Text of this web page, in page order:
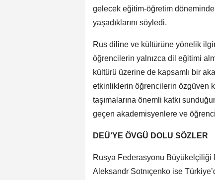
gelecek eğitim-öğretim döneminde
yaşadıklarını söyledi.
Rus diline ve kültürüne yönelik
öğrencilerin yalnızca dil eğitimi
kültürü üzerine de kapsamlı bir
etkinliklerin öğrencilerin özgüven
taşımalarına önemli katkı
geçen akademisyenlere ve
DEÜ’YE ÖVGÜ DOLU SÖZLER
Rusya Federasyonu Büyükelçiliği
Aleksandr Sotnıçenko ise